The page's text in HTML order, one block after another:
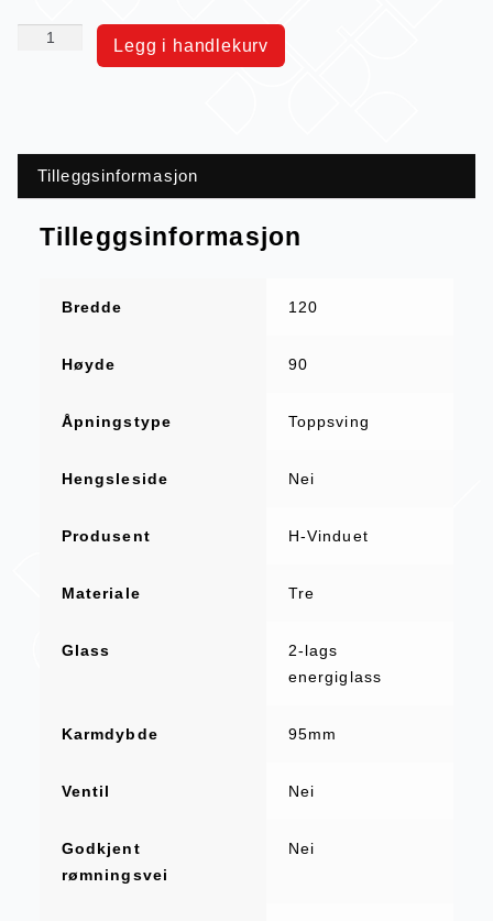
Legg i handlekurv
Tilleggsinformasjon
Tilleggsinformasjon
Bredde 120
Høyde 90
Åpningstype Toppsving
Hengsleside Nei
Produsent H-Vinduet
Materiale Tre
Glass
2-lags
energiglass
Karmdybde 95mm
Ventil Nei
Godkjent
rømningsvei
Nei